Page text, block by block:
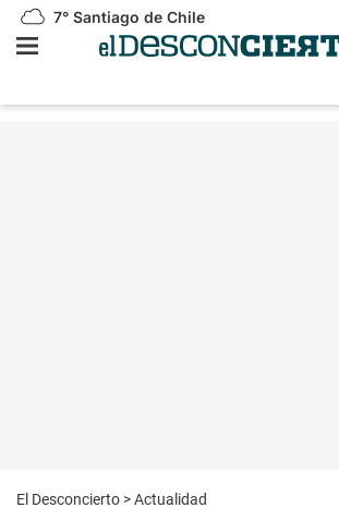
7° Santiago de Chile
El Desconcierto >Actualidad